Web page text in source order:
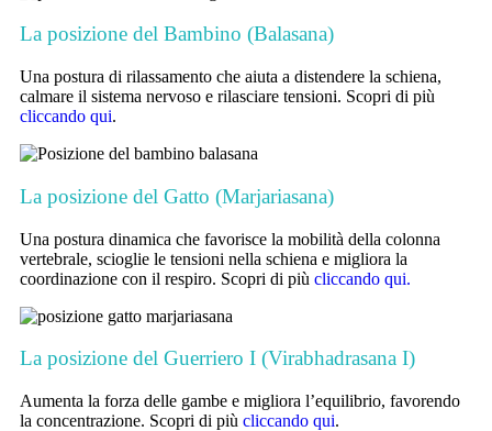
La posizione del Bambino (Balasana)
Una postura di rilassamento che aiuta a distendere la schiena,
calmare il sistema nervoso e rilasciare tensioni. Scopri di più
cliccando qui.
La posizione del Gatto (Marjariasana)
Una postura dinamica che favorisce la mobilità della colonna
vertebrale, scioglie le tensioni nella schiena e migliora la
coordinazione con il respiro. Scopri di più cliccando qui.
La posizione del Guerriero I (Virabhadrasana I)
Aumenta la forza delle gambe e migliora l’equilibrio, favorendo
la concentrazione. Scopri di più cliccando qui.